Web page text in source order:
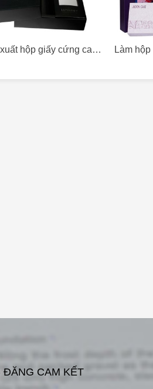
Địa chỉ sản xuất hộp giấy cứng cao cấp tại Hà Nội
ĐĂNG CAM KẾT